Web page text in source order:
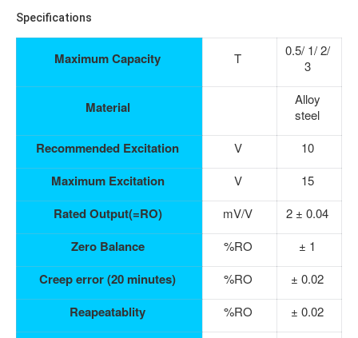
Specifications
Maximum Capacity T
0.5/ 1/ 2/
3
Material
Alloy
steel
Recommended Excitation V 10
Maximum Excitation V 15
Rated Output(=RO) mV/V 2 ± 0.04
Zero Balance %RO ± 1
Creep error (20 minutes) %RO ± 0.02
Reapeatablity %RO ± 0.02